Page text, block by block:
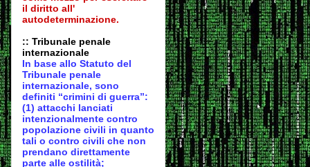
il diritto all'
autodeterminazione.
:: Tribunale penale
internazionale
In base allo Statuto del
Tribunale penale
internazionale, sono
definiti “crimini di guerra”:
(1) attacchi lanciati
intenzionalmente contro
popolazione civili in quanto
tali o contro civili che non
prendano direttamente
parte alle ostilità;